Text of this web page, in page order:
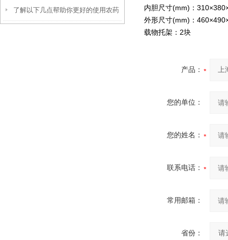
匀性如何？
了解以下几点帮助你更好的使用农药
内胆尺寸(mm)：
外形尺寸(mm)：
载物托架：2块
产品：
您的单位：
您的姓名：
联系电话：
常用邮箱：
省份：